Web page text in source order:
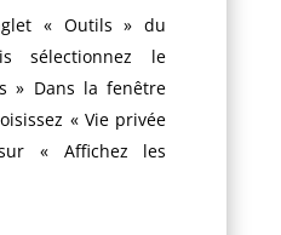
« Outils » du
sélectionnez le
» Dans la fenêtre
« Vie privée
« Affichez les